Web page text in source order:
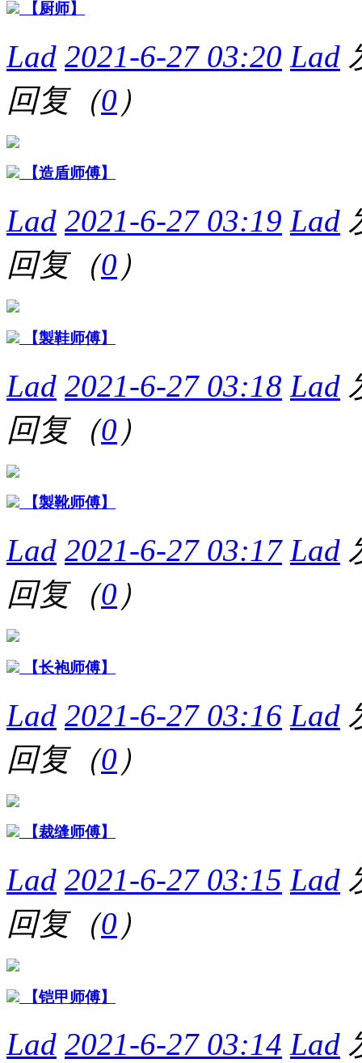
【厨师】
Lad 2021-6-27 03:20 Lad
回复（0 ）
【造盾师傅】
Lad 2021-6-27 03:19 Lad
回复（0 ）
【製鞋师傅】
Lad 2021-6-27 03:18 Lad
回复（0 ）
【製靴师傅】
Lad 2021-6-27 03:17 Lad
回复（0 ）
【长袍师傅】
Lad 2021-6-27 03:16 Lad
回复（0 ）
【裁缝师傅】
Lad 2021-6-27 03:15 Lad
回复（0 ）
【铠甲师傅】
Lad 2021-6-27 03:14 Lad